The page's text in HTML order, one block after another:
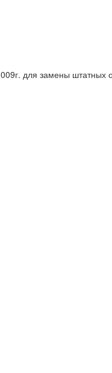
для замены штатных